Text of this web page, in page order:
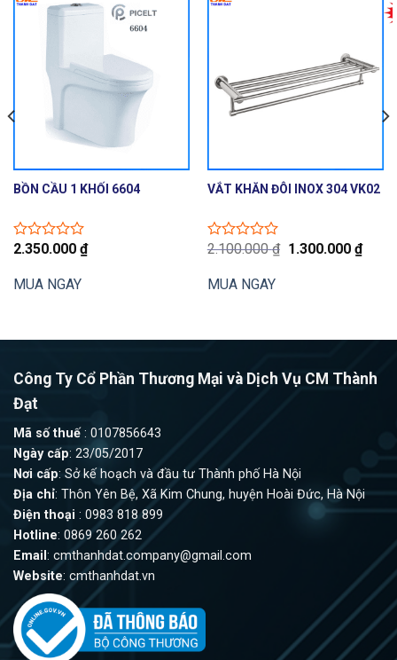
BỒN CẦU 1 KHỐI 6604
Được
hạng
0
2.350.000 ₫
MUA NGAY
VẮT KHĂN ĐÔI INOX 304 VK02
Được
hạng
0
2.100.000₫ Giá
1.300.000 ₫Giá
MUA NGAY
Công Ty Cổ Phần Thương Mại và Dịch Vụ CM Thành
Đạt
Mã số thuế : 0107856643
Ngày cấp: 23/05/2017
Nơi cấp: Sở kế hoạch và đầu tư Thành phố Hà Nội
Địa chỉ: Thôn Yên Bệ, Xã Kim Chung, huyện Hoài Đức, Hà Nội
Điện thoại : 0983 818 899
Hotline: 0869 260 262
Email : cmthanhdat.company@gmail.com
Website: cmthanhdat.vn